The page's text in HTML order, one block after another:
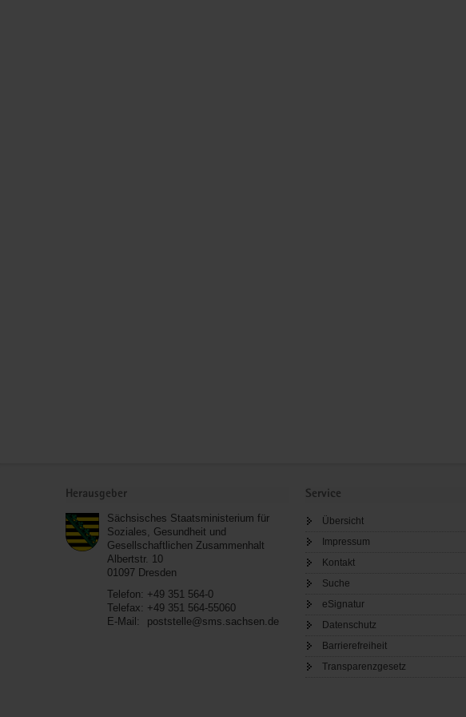
Herausgeber
Sächsisches Staatsministerium für
Soziales, Gesundheit und
Gesellschaftlichen Zusammenhalt
Albertstr. 10
01097 Dresden
Telefon: +49 351 564-0
Telefax: +49 351 564-55060
E-Mail:
poststelle@sms.sachsen.de
Service
Übersicht
Impressum
Kontakt
Suche
eSignatur
Datenschutz
Barrierefreiheit
Transparenzgesetz